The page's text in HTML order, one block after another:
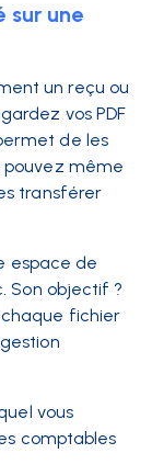
sur une
un reçu ou
vos PDF
de les
pouvez même
transférer
espace de
Son objectif ?
fichier
vous
comptables